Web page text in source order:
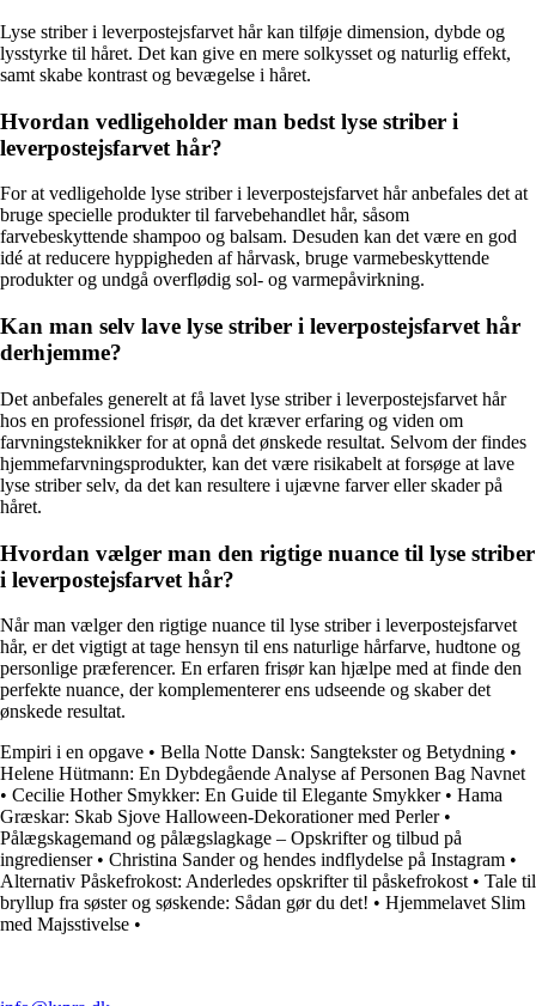
Lyse striber i leverpostejsfarvet hår kan tilføje dimension, dybde og
lysstyrke til håret. Det kan give en mere solkysset og naturlig effekt,
samt skabe kontrast og bevægelse i håret.
Hvordan vedligeholder man bedst lyse striber i
leverpostejsfarvet hår?
For at vedligeholde lyse striber i leverpostejsfarvet hår anbefales det at
bruge specielle produkter til farvebehandlet hår, såsom
farvebeskyttende shampoo og balsam. Desuden kan det være en god
idé at reducere hyppigheden af hårvask, bruge varmebeskyttende
produkter og undgå overflødig sol- og varmepåvirkning.
Kan man selv lave lyse striber i leverpostejsfarvet hår
derhjemme?
Det anbefales generelt at få lavet lyse striber i leverpostejsfarvet hår
hos en professionel frisør, da det kræver erfaring og viden om
farvningsteknikker for at opnå det ønskede resultat. Selvom der findes
hjemmefarvningsprodukter, kan det være risikabelt at forsøge at lave
lyse striber selv, da det kan resultere i ujævne farver eller skader på
håret.
Hvordan vælger man den rigtige nuance til lyse striber
i leverpostejsfarvet hår?
Når man vælger den rigtige nuance til lyse striber i leverpostejsfarvet
hår, er det vigtigt at tage hensyn til ens naturlige hårfarve, hudtone og
personlige præferencer. En erfaren frisør kan hjælpe med at finde den
perfekte nuance, der komplementerer ens udseende og skaber det
ønskede resultat.
Empiri i en opgave • Bella Notte Dansk: Sangtekster og Betydning •
Helene Hütmann: En Dybdegående Analyse af Personen Bag Navnet
• Cecilie Hother Smykker: En Guide til Elegante Smykker• Hama
Græskar: Skab Sjove Halloween-Dekorationer med Perler•
Pålægskagemand og pålægslagkage – Opskrifter og tilbud på
ingredienser• Christina Sander og hendes indflydelse på Instagram •
Alternativ Påskefrokost: Anderledes opskrifter til påskefrokost • Tale til
bryllup fra søster og søskende: Sådan gør du det! • Hjemmelavet Slim
med Majsstivelse •